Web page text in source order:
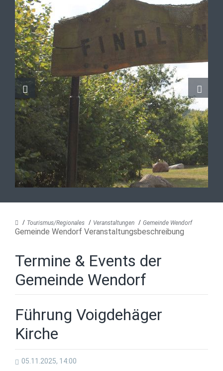
Tourismus/Regionales Veranstaltungen Gemeinde Wendorf
Gemeinde Wendorf Veranstaltungsbeschreibung
Termine & Events der
Gemeinde Wendorf
Führung Voigdehäger
Kirche
05.11.2025, 14:00